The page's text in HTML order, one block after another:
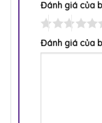
Đánh giá của
Đánh giá của